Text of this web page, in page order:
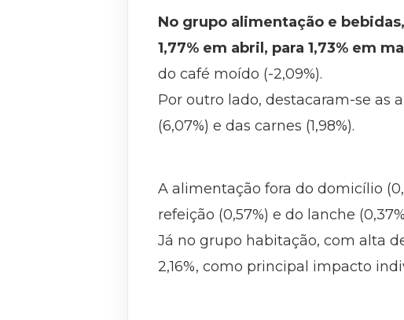
No grupo alimentação e
1,77% em abril, para 1,73% em
do café moído (-2,09%).
Por outro lado, destacaram-se as
(6,07%) e das carnes (1,98%).
A alimentação fora do domicílio
refeição (0,57%) e do lanche
Já no grupo habitação, com alta
2,16%, como principal impacto